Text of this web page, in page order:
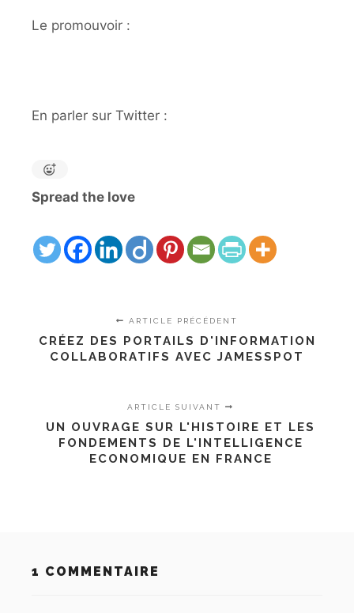
Le promouvoir :
En parler sur Twitter :
Spread the love
ARTICLE PRÉCÉDENT
CRÉEZ DES PORTAILS D'INFORMATION
COLLABORATIFS AVEC JAMESSPOT
ARTICLE SUIVANT
UN OUVRAGE SUR L'HISTOIRE ET LES
FONDEMENTS DE L'INTELLIGENCE
ECONOMIQUE EN FRANCE
1 COMMENTAIRE